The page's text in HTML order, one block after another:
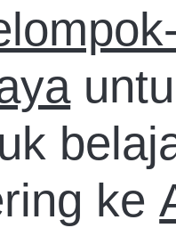
ke